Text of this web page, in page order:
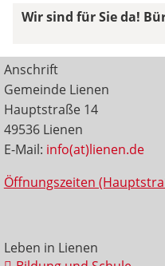
Wir sind für Sie da!
Anschrift
Gemeinde Lienen
Hauptstraße 14
49536 Lienen
E-Mail: info(at)lienen.de
Öffnungszeiten
Leben in Lienen